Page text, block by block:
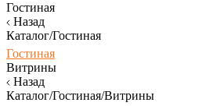
Гостиная
Назад
Каталог/Гостиная
Гостиная
Витрины
Назад
Каталог/Гостиная/Витрины